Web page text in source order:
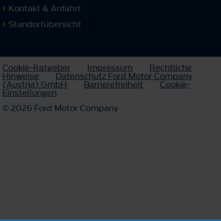
Kontakt & Anfahrt
Standortübersicht
Cookie-Ratgeber Impressum Rechtliche
Hinweise Datenschutz Ford Motor Company
(Austria) GmbH Barrierefreiheit Cookie-
Einstellungen
© 2026 Ford Motor Company